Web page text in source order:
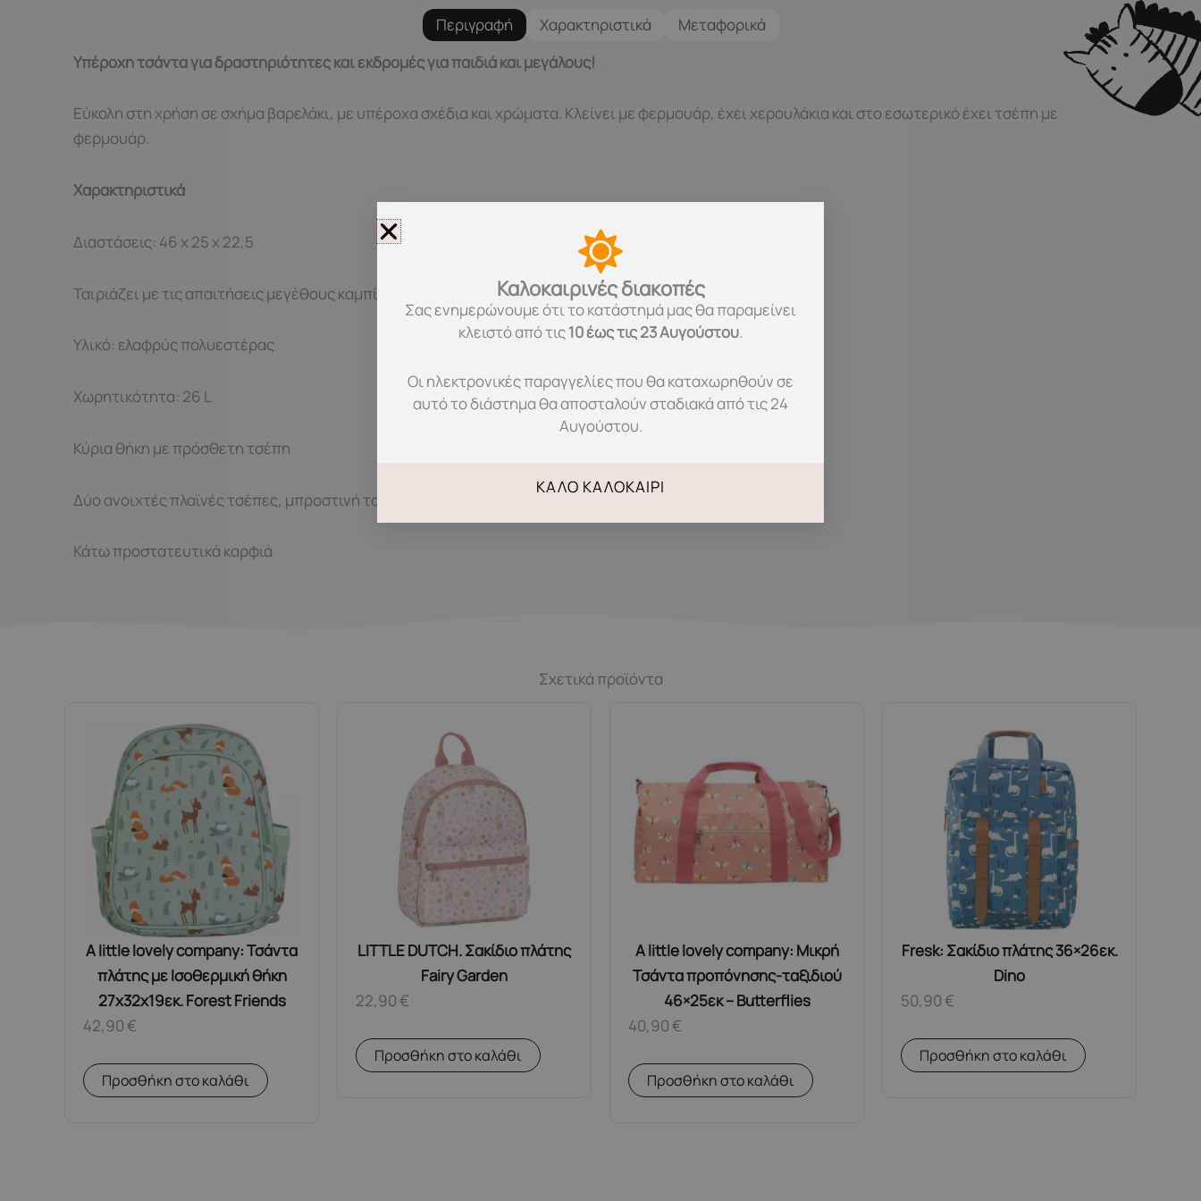
Περιγραφή Χαρακτηριστικά
Μεταφορικά
Υπέροχη τσάντα για δραστηριότητες και εκδρομές για παιδιά και μεγάλους!
Εύκολη στη χρήση σε σχήμα βαρελάκι, με υπέροχα σχέδια και χρώματα. Κλείνει με φερμουάρ, έχει χερουλάκια και στο εσωτερικό έχει τσέπη με
φερμουάρ.
Χαρακτηριστικά
Διαστάσεις: 46 x 25 x 22,5
Ταιριάζει με τις απαιτήσεις μεγέθους καμπίνας των περισσότερων αεροπορικών εταιρειών
Υλικό: ελαφρύς πολυεστέρας
Χωρητικότητα: 26 L
Κύρια θήκη με πρόσθετη τσέπη
Δύο ανοιχτές πλαϊνές τσέπες, μπροστινή τσέπη με φερμουάρ
Κάτω προστατευτικά καρφιά
Σχετικά προϊόντα
A little lovely company: Τσάντα
πλάτης με Ισοθερμική θήκη
27x32x19εκ. Forest Friends
42,90€
Προσθήκη στο καλάθι
LITTLE DUTCH. Σακίδιο πλάτης
Fairy Garden
22,90€
Προσθήκη στο καλάθι
A little lovely company: Μικρή
Τσάντα προπόνησης-ταξιδιού
46×25εκ – Butterflies
40,90€
Προσθήκη στο καλάθι
Fresk: Σακίδιο πλάτης 36×26εκ.
Dino
50,90€
Προσθήκη στο καλάθι
Καλοκαιρινές διακοπές
Σας ενημερώνουμε ότι το κατάστημά μας θα παραμείνει
κλειστό από τις10 έως τις 23 Αυγούστου.
Οι ηλεκτρονικές παραγγελίες που θα καταχωρηθούν σε
αυτό το διάστημα θα αποσταλούν σταδιακά από τις 24
Αυγούστου.
ΚΑΛΌ ΚΑΛΟΚΑΊΡΙ